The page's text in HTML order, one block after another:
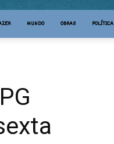
MUNDO OBRAS POLÍTICA